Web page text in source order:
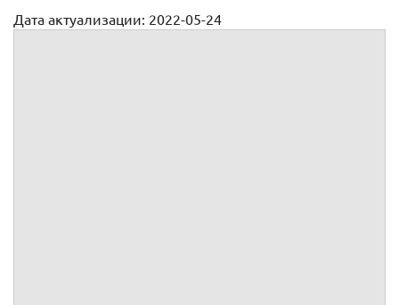
Дата актуализации: 2022-05-24